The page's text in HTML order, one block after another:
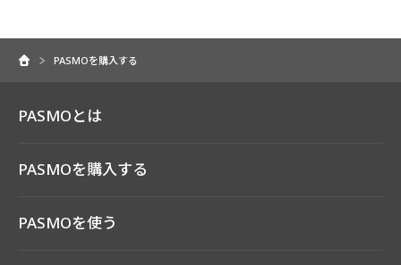
PASMOを購入する
PASMOとは
PASMOを購入する
PASMOを使う